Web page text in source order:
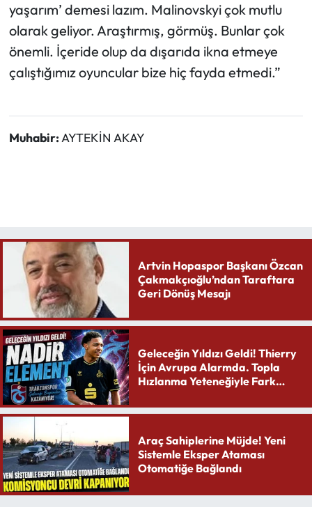
yaşarım’ demesi lazım. Malinovskyi çok mutlu
olarak geliyor. Araştırmış, görmüş. Bunlar çok
önemli. İçeride olup da dışarıda ikna etmeye
çalıştığımız oyuncular bize hiç fayda etmedi.”
Muhabir:AYTEKİN AKAY
Artvin Hopaspor Başkanı Özcan
Çakmakçıoğlu’ndan Taraftara
Geri Dönüş Mesajı
Geleceğin Yıldızı Geldi! Thierry
İçin Avrupa Alarmda. Topla
Hızlanma Yeteneğiyle Fark
Araç Sahiplerine Müjde! Yeni
Sistemle Eksper Ataması
Otomatiğe Bağlandı